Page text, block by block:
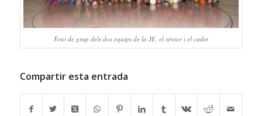
Foto de grup dels dos equips de la JE, el sènior i el cadet
Compartir esta entrada